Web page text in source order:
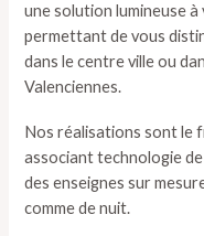
une solution lumineuse
permettant de vous
dans le centre ville ou
Valenciennes.
Nos réalisations sont le
associant technologie
des enseignes sur
comme de nuit.